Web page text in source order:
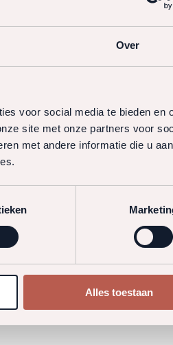
Over
voor social media te bieden en
site met onze partners voor
met andere informatie die u
Alles toestaan